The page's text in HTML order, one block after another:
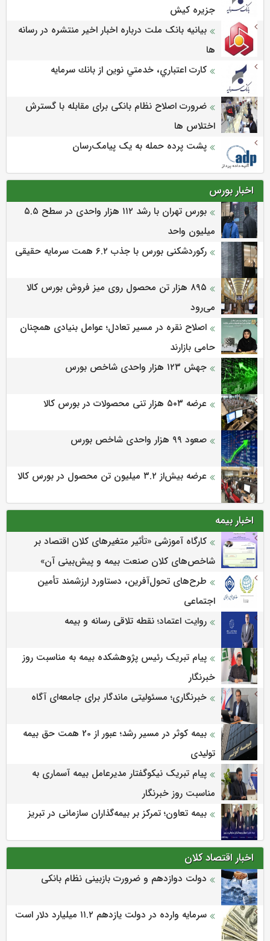
جزيره كيش
بیانیه بانک ملت درباره اخبار اخیر منتشره در رسانه
ها
كارت اعتباري، خدمتي نوين از بانك سرمايه
ضرورت اصلاح نظام بانکی برای مقابله با گسترش
اختلاس ها
پشت پرده حمله به یک پیامک‌رسان
اخبار بورس
بورس تهران با رشد ۱۱۲ هزار واحدی در سطح ۵.۵
میلیون واحد
رکوردشکنی بورس با جذب ۶.۲ همت سرمایه حقیقی
۸۹۵ هزار تن محصول روی میز فروش بورس کالا
می‌‌رود
اصلاح نقره در مسیر تعادل؛ عوامل بنیادی همچنان
حامی بازارند
جهش ۱۲۳ هزار واحدی شاخص بورس
عرضه ۵۰۳ هزار تنی محصولات در بورس کالا
صعود ۹۹ هزار واحدی شاخص بورس
عرضه بیش‌از ۳.۲ میلیون تن محصول در بورس کالا
اخبار بیمه
كارگاه آموزشی «تأثیر متغیرهای كلان اقتصاد بر
شاخص‌های كلان صنعت بیمه و پیش‌بینی آن»
طرح‌های تحول‌آفرین، دستاورد ارزشمند تأمین
اجتماعی
روایت اعتماد؛ نقطه تلاقی رسانه و بیمه
پیام تبریک رئیس پژوهشکده بیمه به مناسبت روز
خبرنگار
خبرنگاری؛ مسئولیتی ماندگار برای جامعه‌ای آگاه
بیمه کوثر در مسیر رشد؛ عبور از 20 همت حق بیمه
تولیدی
پیام تبریک نیکوگفتار مدیرعامل بیمه آسماری به
مناسبت روز خبرنگار
بیمه تعاون؛ تمرکز بر بیمه‌گذاران سازمانی در تبریز
اخبار اقتصاد کلان
دولت دوازدهم و ضرورت بازبینی نظام بانکی
سرمایه وارده در دولت یازدهم ۱۱.۲ میلیارد دلار است